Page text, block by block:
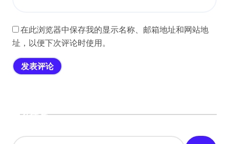
在此浏览器中保存我的显示名称、邮箱地址和网站地
址，以便下次评论时使用。
搜索